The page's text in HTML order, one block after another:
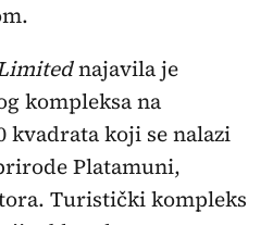
najavila je
kompleksa na
kvadrata koji se nalazi
Platamuni,
Turistički kompleks